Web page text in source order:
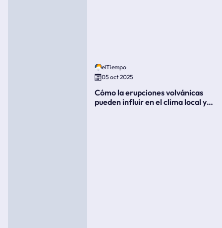
elTiempo
05 oct 2025
Cómo la erupciones volvánicas
pueden influir en el clima local y